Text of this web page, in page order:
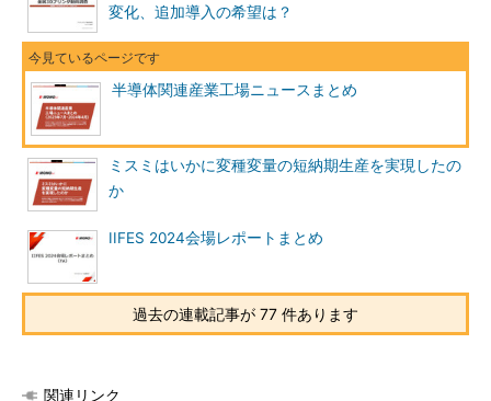
変化、追加導入の希望は？
半導体関連産業工場ニュースまとめ
ミスミはいかに変種変量の短納期生産を実現したの
か
IIFES 2024会場レポートまとめ
過去の連載記事が 77 件あります
関連リンク